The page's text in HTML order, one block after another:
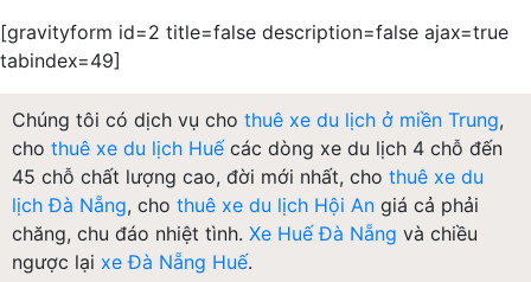
[gravityform id=2 title=false description=false ajax=true
tabindex=49]
Chúng tôi có dịch vụ cho thuê xe du lịch ở miền Trung,
cho thuê xe du lịch Huếcác dòng xe du lịch 4 chỗ đến
45 chỗ chất lượng cao, đời mới nhất, cho thuê xe du
lịch Đà Nẵng, cho thuê xe du lịch Hội An giá cả phải
chăng, chu đáo nhiệt tình. Xe Huế Đà Nẵng và chiều
ngược lại xe Đà Nẵng Huế.